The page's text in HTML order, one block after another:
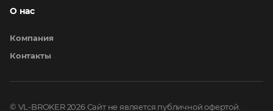
О нас
Компания
Контакты
© VL-BROKER 2026Сайт не является публичной офертой.